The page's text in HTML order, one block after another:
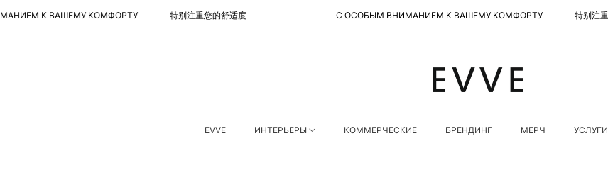
EVVE ИНТЕРЬЕРЫ КОММЕРЧЕСКИЕ БРЕНДИНГ МЕРЧ УСЛУГИ
КОМФОРТУ 特别注重您的舒适度 С ОСОБЫМ ВНИМАНИЕМ К ВАШЕМУ КОМФОРТУ 特别注重您的舒适度